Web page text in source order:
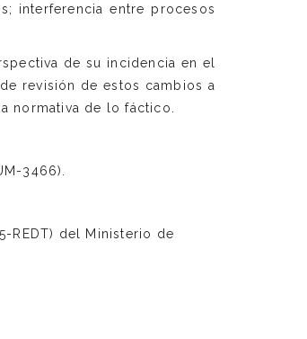
interferencia entre procesos
de su incidencia en el
revisión de estos cambios a
normativa de lo fáctico.
3466).
REDT) del Ministerio de